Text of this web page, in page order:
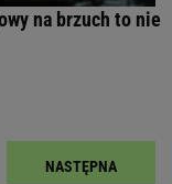
na brzuch to nie
NASTĘPNA